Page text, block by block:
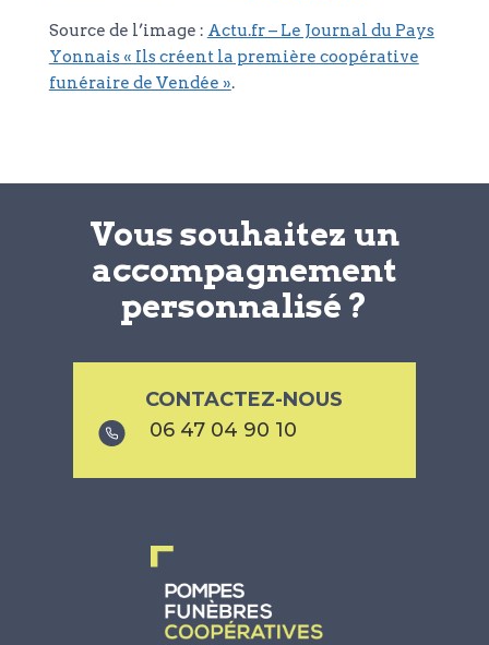
Source de l’image : Actu.fr – Le Journal du Pays
Yonnais « Ils créent la première coopérative
funéraire de Vendée ».
Vous souhaitez un
accompagnement
personnalisé ?
CONTACTEZ-NOUS
06 47 04 90 10